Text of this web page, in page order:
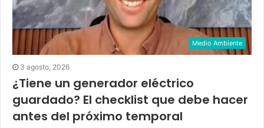
Medio Ambiente
3 agosto, 2026
¿Tiene un generador eléctrico
guardado? El checklist que debe hacer
antes del próximo temporal